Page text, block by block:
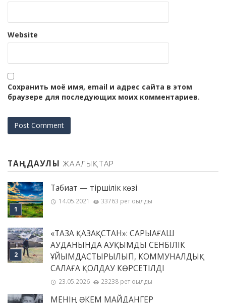
Website
Сохранить моё имя, email и адрес сайта в этом
браузере для последующих моих комментариев.
ТАҢДАУЛЫ ЖАҢАЛЫҚТАР
Табиғат — тіршілік көзі
14.05.2021 33763 рет оқылды
«ТАЗА ҚАЗАҚСТАН»: САРЫАҒАШ
АУДАНЫНДА АУҚЫМДЫ СЕНБІЛІК
ҰЙЫМДАСТЫРЫЛЫП, КОММУНАЛДЫҚ
САЛАҒА ҚОЛДАУ КӨРСЕТІЛДІ
23.05.2026 23238 рет оқылды
МЕНІҢ ƏКЕМ МАЙДАНГЕР